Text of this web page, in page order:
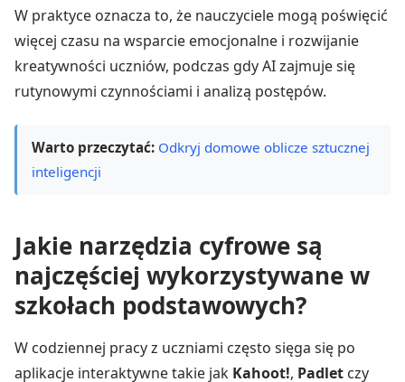
W praktyce oznacza to, że nauczyciele mogą poświęcić
więcej czasu na wsparcie emocjonalne i rozwijanie
kreatywności uczniów, podczas gdy AI zajmuje się
rutynowymi czynnościami i analizą postępów.
Warto przeczytać: Odkryj domowe oblicze sztucznej
inteligencji
Jakie narzędzia cyfrowe są
najczęściej wykorzystywane w
szkołach podstawowych?
W codziennej pracy z uczniami często sięga się po
aplikacje interaktywne takie jak Kahoot!, Padlet czy